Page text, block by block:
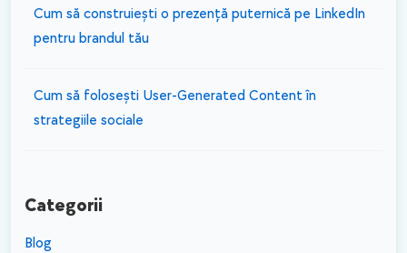
Cum să construiești o prezență puternică pe LinkedIn
pentru brandul tău
Cum să folosești User-Generated Content în
strategiile sociale
Categorii
Blog